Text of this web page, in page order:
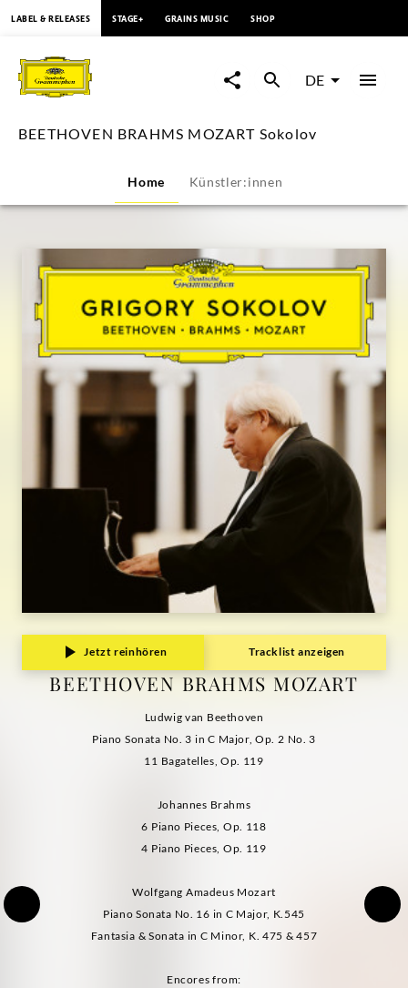
BEETHOVEN
BRAHMS
MOZART
|
Deutsche
Grammophon
LABEL & RELEASES STAGE+ GRAINS MUSIC SHOP
DE
BEETHOVEN BRAHMS MOZART Sokolov
Home Künstler:innen
Jetzt reinhören Tracklist anzeigen
BEETHOVEN BRAHMS MOZART
Ludwig van Beethoven
Piano Sonata No. 3 in C Major, Op. 2 No. 3
11 Bagatelles, Op. 119
Johannes Brahms
6 Piano Pieces, Op. 118
4 Piano Pieces, Op. 119
Wolfgang Amadeus Mozart
Piano Sonata No. 16 in C Major, K.545
Fantasia & Sonata in C Minor, K. 475 & 457
Encores from: